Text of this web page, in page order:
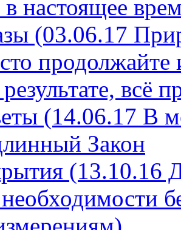
настоящее
(03.06.17
продолжайте
всё
(14.06.17 В
Закон
(13.10.16